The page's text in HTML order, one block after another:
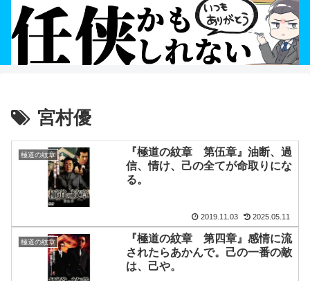
宮村優
極道の紋章
『極道の紋章 第伍章』油断、過
信、情け、己の全てが命取りにな
る。
2019.11.03 2025.05.11
極道の紋章
『極道の紋章 第四章』感情に流
されたらあかんで。己の一番の敵
は、己や。